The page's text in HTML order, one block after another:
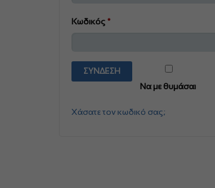
Κωδικός*Απαιτείται
Να με θυμάσαι
ΣΎΝΔΕΣΗ
Χάσατε τον κωδικό σας;